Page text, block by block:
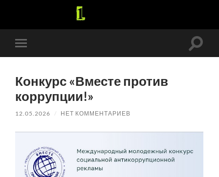
Переключить
мобильное
Конкурс «Вместе против
коррупции!»
12.05.2026 / НЕТ КОММЕНТАРИЕВ